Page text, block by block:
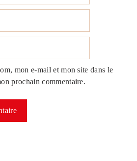
mon e-mail et mon site dans le
prochain commentaire.